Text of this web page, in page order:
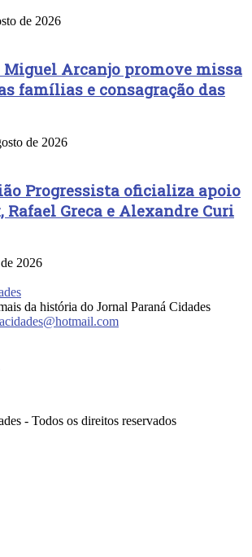
de 2026
Miguel Arcanjo promove missa
famílias e consagração das
de 2026
Progressista oficializa apoio
Rafael Greca e Alexandre Curi
2026
da história do Jornal Paraná Cidades
- Todos os direitos reservados